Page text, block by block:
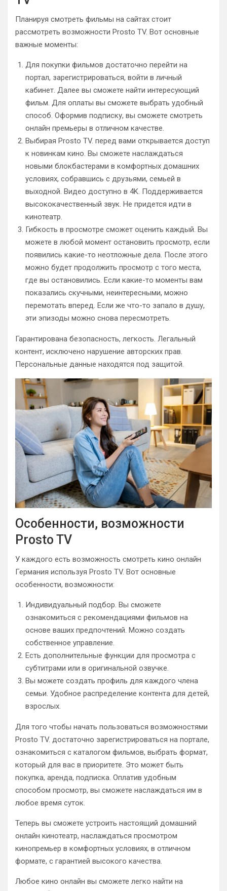
Планируя смотреть фильмы на сайтах стоит
рассмотреть возможности Prosto TV. Вот основные
важные моменты:
Для покупки фильмов достаточно перейти на
портал, зарегистрироваться, войти в личный
кабинет. Далее вы сможете найти интересующий
фильм. Для оплаты вы сможете выбрать удобный
способ. Оформив подписку, вы сможете смотреть
онлайн премьеры в отличном качестве.
Выбирая Prosto TV. перед вами открывается доступ
к новинкам кино. Вы сможете наслаждаться
новыми блокбастерами в комфортных домашних
условиях, собравшись с друзьями, семьей в
выходной. Видео доступно в 4K. Поддерживается
высококачественный звук. Не придется идти в
кинотеатр.
Гибкость в просмотре сможет оценить каждый. Вы
можете в любой момент остановить просмотр, если
появились какие-то неотложные дела. После этого
можно будет продолжить просмотр с того места,
где вы остановились. Если какие-то моменты вам
показались скучными, неинтересными, можно
перемотать вперед. Если же что-то запало в душу,
эти эпизоды можно снова пересмотреть.
Гарантирована безопасность, легкость. Легальный
контент, исключено нарушение авторских прав.
Персональные данные находятся под защитой.
Особенности, возможности
Prosto TV
У каждого есть возможность смотреть кино онлайн
Германия используя Prosto TV. Вот основные
особенности, возможности:
Индивидуальный подбор. Вы сможете
ознакомиться с рекомендациями фильмов на
основе ваших предпочтений. Можно создать
собственное управление.
Есть дополнительные функции для просмотра с
субтитрами или в оригинальной озвучке.
Вы можете создать профиль для каждого члена
семьи. Удобное распределение контента для детей,
взрослых.
Для того чтобы начать пользоваться возможностями
Prosto TV. достаточно зарегистрироваться на портале,
ознакомиться с каталогом фильмов, выбрать формат,
который для вас в приоритете. Это может быть
покупка, аренда, подписка. Оплатив удобным
способом просмотр, вы сможете наслаждаться им в
любое время суток.
Теперь вы сможете устроить настоящий домашний
онлайн кинотеатр, наслаждаться просмотром
кинопремьер в комфортных условиях, в отличном
формате, с гарантией высокого качества.
Любое кино онлайн вы сможете легко найти на